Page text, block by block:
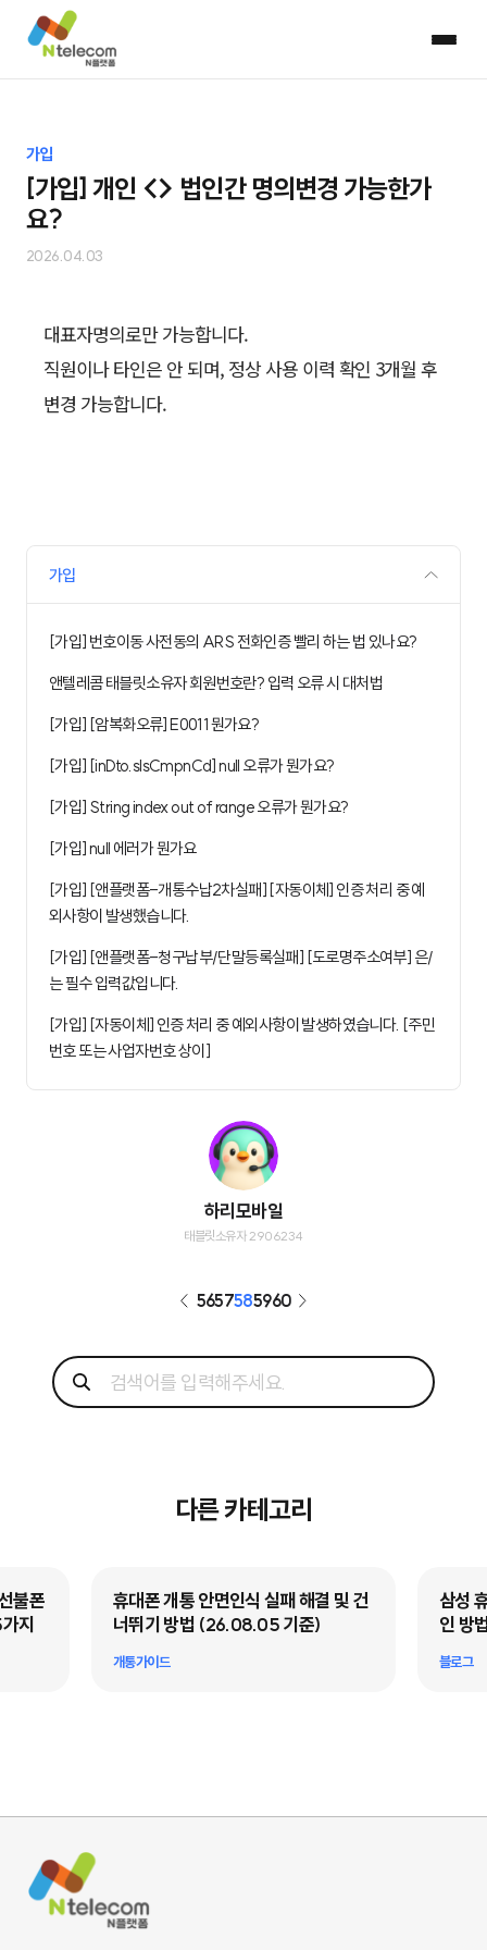
가입
[가입] 개인 <> 법인간 명의변경 가능한가
요?
2026.04.03
대표자명의로만 가능합니다.
직원이나 타인은 안 되며, 정상 사용 이력 확인 3개월 후
변경 가능합니다.
가입
[가입] 번호이동 사전동의 ARS 전화인증 빨리 하는 법 있나요?
앤텔레콤 태블릿소유자 회원번호란? 입력 오류 시 대처법
[가입] [암복화오류] E0011 뭔가요?
[가입] [inDto.slsCmpnCd] null 오류가 뭔가요?
[가입] String index out of range 오류가 뭔가요?
[가입] null 에러가 뭔가요
[가입] [앤플랫폼-개통수납2차실패] [자동이체] 인증 처리 중 예
외사항이 발생했습니다.
[가입] [앤플랫폼-청구납부/단말등록실패] [도로명주소여부] 은/
는 필수 입력값입니다.
[가입] [자동이체] 인증 처리 중 예외사항이 발생하였습니다. [주민
번호 또는 사업자번호 상이]
하리모바일
태블릿소유자 2906234
5657585960
다른 카테고리
불폰
지
휴대폰 개통 안면인식 실패 해결 및 건
너뛰기 방법 (26.08.05 기준)
개통가이드
삼성
인 방
블로그